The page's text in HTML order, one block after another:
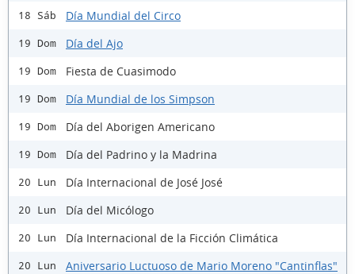
18 Sáb Día Mundial del Circo
19 Dom Día del Ajo
19 Dom Fiesta de Cuasimodo
19 Dom Día Mundial de los Simpson
19 Dom Día del Aborigen Americano
19 Dom Día del Padrino y la Madrina
20 Lun Día Internacional de José José
20 Lun Día del Micólogo
20 Lun Día Internacional de la Ficción Climática
20 Lun Aniversario Luctuoso de Mario Moreno "Cantinflas"